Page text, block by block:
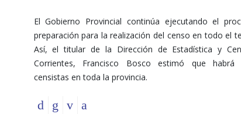
El Gobierno Provincial continúa ejecutando el
preparación para la realización del censo en todo el
Así, el titular de la Dirección de Estadística y
Corrientes, Francisco Bosco estimó que
censistas en toda la provincia.